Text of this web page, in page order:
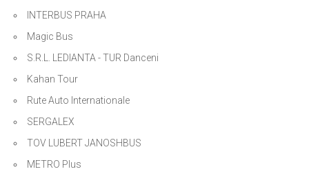
INTERBUS PRAHA
Magic Bus
S.R.L. LEDIANTA - TUR Danceni
Kahan Tour
Rute Auto Internationale
SERGALEX
TOV LUBERT JANOSHBUS
METRO Plus